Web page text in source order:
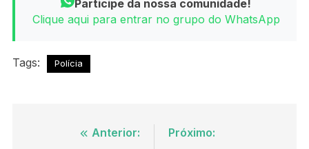
Participe da nossa comunidade!
Clique aqui para entrar no grupo do WhatsApp
Tags: Polícia
NavegaçãoAnterior:
Próximo: